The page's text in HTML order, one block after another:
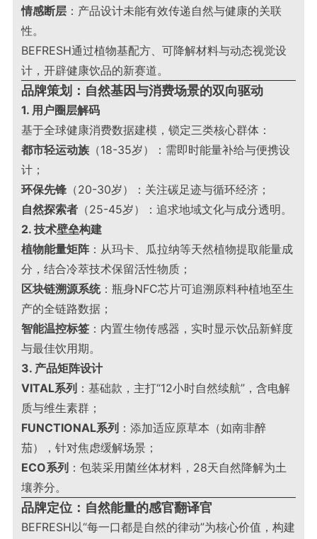
情感断层 ：产品设计未能有效传递自然与健康的关联
性。
BEFRESH通过植物基配方、可降解材料与动态视觉设
计，开辟健康饮品的新赛道。
品牌策划：自然基因与消费场景的双向驱动
1. 用户圈层解码
基于全球健康消费数据建模，锁定三类核心群体：
都市轻运动族 （18-35岁）：需即时能量补给与便携设
计；
环保先锋 （20-30岁）：关注碳足迹与循环经济；
自然探索者 （25-45岁）：追求地域文化与成分透明。
2. 技术壁垒构建
植物能量矩阵：从玛卡、瓜拉纳等天然植物提取能量成
分，结合冷萃技术保留活性物质；
区块链溯源系统：瓶身NFC芯片可追溯原料种植地至生
产的全链路数据；
智能温控标签 ：内置生物传感器，实时显示饮品新鲜度
与最佳饮用期。
3. 产品矩阵设计
VITAL系列 ：基础款，主打“12小时自然续航”，含电解
质与维生素群；
FUNCTIONAL系列 ：添加适应原草本（如南非醉
茄），针对焦虑缓解场景；
ECO系列 ：包装采用菌丝体材料，28天自然降解为土
壤养分。
品牌定位：自然能量的感官翻译官
BEFRESH以“每一口都是自然的律动”为核心价值，构建